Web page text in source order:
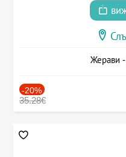
Жерави -
-20%
35.28€